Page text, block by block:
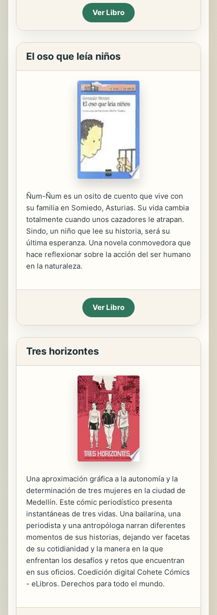
Ver Libro
El oso que leía niños
Ñum-Ñum es un osito de cuento que vive con
su familia en Somiedo, Asturias. Su vida cambia
totalmente cuando unos cazadores le atrapan.
Sindo, un niño que lee su historia, será su
última esperanza. Una novela conmovedora que
hace reflexionar sobre la acción del ser humano
en la naturaleza.
Ver Libro
Tres horizontes
Una aproximación gráfica a la autonomía y la
determinación de tres mujeres en la ciudad de
Medellín. Este cómic periodístico presenta
instantáneas de tres vidas. Una bailarina, una
periodista y una antropóloga narran diferentes
momentos de sus historias, dejando ver facetas
de su cotidianidad y la manera en la que
enfrentan los desafíos y retos que encuentran
en sus oficios. Coedición digital Cohete Cómics
- eLibros. Derechos para todo el mundo.